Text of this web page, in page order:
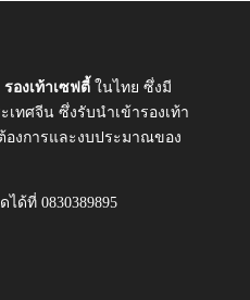
รองเท้าเซฟตี้ ในไทย ซึ่งมี
เทศจีน ซึ่งรับนำเข้ารองเท้า
งการและงบประมาณของ
ด้ที่ 0830389895